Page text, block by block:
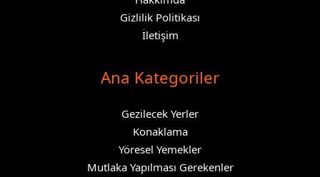
Gizlilik Politikası
İletişim
Ana Kategoriler
Gezilecek Yerler
Konaklama
Yöresel Yemekler
Mutlaka Yapılması Gerekenler